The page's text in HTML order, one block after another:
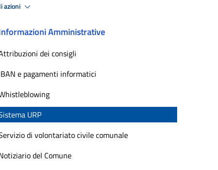
azioni
Amministrative
dei consigli
e pagamenti informatici
URP
di volontariato civile comunale
del Comune